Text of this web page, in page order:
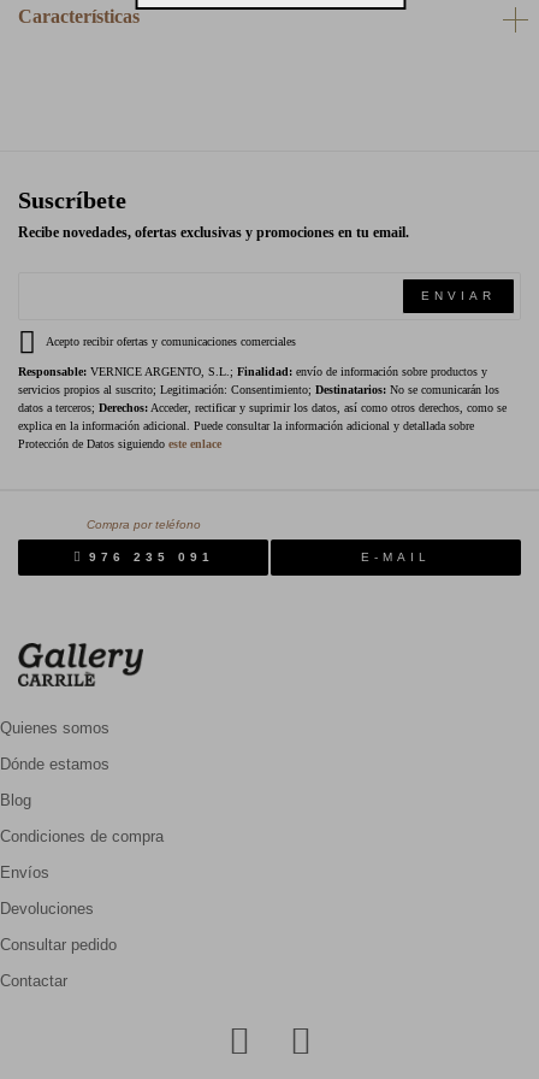
Características
Suscríbete
Recibe novedades, ofertas exclusivas y promociones en tu email.
ENVIAR
Acepto recibir ofertas y comunicaciones comerciales
Responsable: VERNICE ARGENTO, S.L.; Finalidad: envío de información sobre productos y
servicios propios al suscrito; Legitimación: Consentimiento; Destinatarios: No se comunicarán los
datos a terceros; Derechos: Acceder, rectificar y suprimir los datos, así como otros derechos, como se
explica en la información adicional. Puede consultar la información adicional y detallada sobre
Protección de Datos siguiendo este enlace
Compra por teléfono
976 235 091 E-MAIL
Quienes somos
Dónde estamos
Blog
Condiciones de compra
Envíos
Devoluciones
Consultar pedido
Contactar